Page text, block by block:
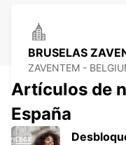
BRUSELAS
ZAVENTEM -
Artículos de
España